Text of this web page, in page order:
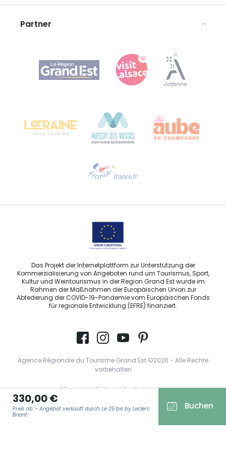
330,00 €
Preis ab – Angebot verkauft durch: Le 25 bis by Leclerc
Briant
Buchen
Rechtliche Hinweise
Agence Régionale du Tourisme Grand Est
Bureau de Colmar (Hauptverwaltung)
Sprechen Sie uns per E-Mail an
Partner
Das Projekt der Internetplattform zur Unterstützung der
Kommerzialisierung von Angeboten rund um Tourismus, Sport,
Kultur und Weintourismus in der Region Grand Est wurde im
Rahmen der Maßnahmen der Europäischen Union zur
Abfederung der COVID-19-Pandemie vom Europäischen Fonds
für regionale Entwicklung (EFRE) finanziert.
Agence Régionale du Tourisme Grand Est ©2026 - Alle Rechte
vorbehalten
Allgemeine Nutzungsbedingungen
Impressum und rechtliche Hinweise